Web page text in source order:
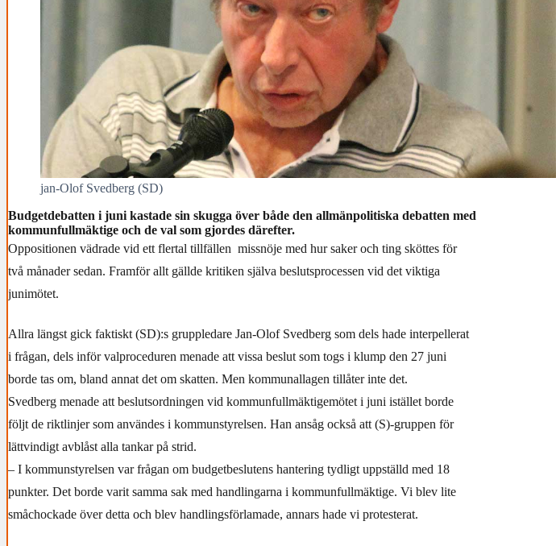
jan-Olof Svedberg (SD)
Budgetdebatten i juni kastade sin skugga över både den allmänpolitiska debatten med
kommunfullmäktige och de val som gjordes därefter.
Oppositionen vädrade vid ett flertal tillfällen missnöje med hur saker och ting sköttes för
två månader sedan. Framför allt gällde kritiken själva beslutsprocessen vid det viktiga
junimötet.
Allra längst gick faktiskt (SD):s gruppledare Jan-Olof Svedberg som dels hade interpellerat
i frågan, dels inför valproceduren menade att vissa beslut som togs i klump den 27 juni
borde tas om, bland annat det om skatten. Men kommunallagen tillåter inte det.
Svedberg menade att beslutsordningen vid kommunfullmäktigemötet i juni istället borde
följt de riktlinjer som användes i kommunstyrelsen. Han ansåg också att (S)-gruppen för
lättvindigt avblåst alla tankar på strid.
– I kommunstyrelsen var frågan om budgetbeslutens hantering tydligt uppställd med 18
punkter. Det borde varit samma sak med handlingarna i kommunfullmäktige. Vi blev lite
småchockade över detta och blev handlingsförlamade, annars hade vi protesterat.